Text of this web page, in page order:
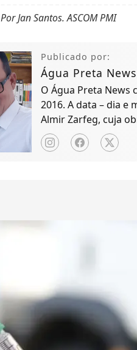
Por Jan Santos. ASCOM PMI
Publicado por:
Água Preta News
O Água Preta News
2016. A data – dia e
Almir Zarfeg, cuja
de notícias e